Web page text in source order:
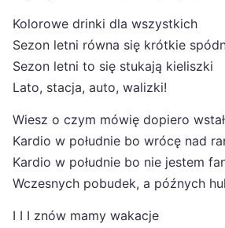
Kolorowe drinki dla wszystkich
Sezon letni równa się krótkie
Sezon letni to się stukają kieliszki
Lato, stacja, auto, walizki!
Wiesz o czym mówię dopiero
Kardio w południe bo wrócę nad
Kardio w południe bo nie jestem
Wczesnych pobudek, a późnych
I I I znów mamy wakacje